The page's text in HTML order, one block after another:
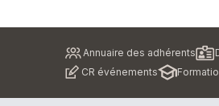
Annuaire des adhérents
CR événements